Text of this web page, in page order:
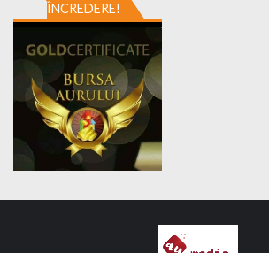
ÎNCREDERE!